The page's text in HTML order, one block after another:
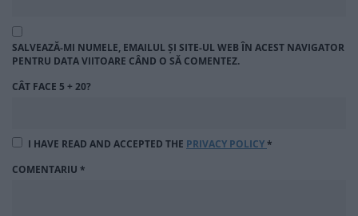
SALVEAZĂ-MI NUMELE, EMAILUL ȘI SITE-UL WEB ÎN ACEST NAVIGATOR
PENTRU DATA VIITOARE CÂND O SĂ COMENTEZ.
CÂT FACE 5 + 20?
I HAVE READ AND ACCEPTED THE PRIVACY POLICY*
COMENTARIU *